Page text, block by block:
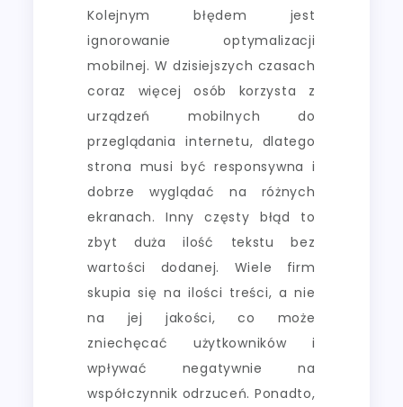
Kolejnym błędem jest
ignorowanie optymalizacji
mobilnej. W dzisiejszych czasach
coraz więcej osób korzysta z
urządzeń mobilnych do
przeglądania internetu, dlatego
strona musi być responsywna i
dobrze wyglądać na różnych
ekranach. Inny częsty błąd to
zbyt duża ilość tekstu bez
wartości dodanej. Wiele firm
skupia się na ilości treści, a nie
na jej jakości, co może
zniechęcać użytkowników i
wpływać negatywnie na
współczynnik odrzuceń. Ponadto,